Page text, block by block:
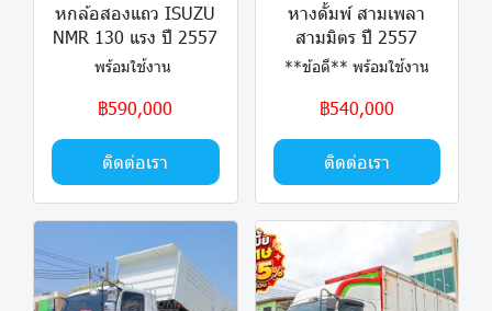
หกล้อสองแถว ISUZU
NMR 130 แรง ปี 2557
พร้อมใช้งาน
฿590,000
ติดต่อเรา
หางดั้มพ์ สามเพลา
สามมิตร ปี 2557
**ข้อดี** พร้อมใช้งาน
฿540,000
ติดต่อเรา